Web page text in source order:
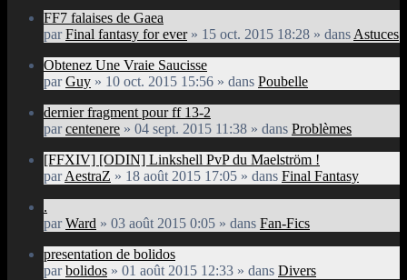
FF7 falaises de Gaea
parFinal fantasy for ever» 15 oct. 2015 18:28 » dans Astuces
Obtenez Une Vraie Saucisse
parGuy » 10 oct. 2015 15:56 » dans Poubelle
dernier fragment pour ff 13-2
parcentenere » 04 sept. 2015 11:38 » dans Problèmes
[FFXIV] [ODIN] Linkshell PvP du Maelström !
parAestraZ » 18 août 2015 17:05 » dans Final Fantasy
.
parWard » 03 août 2015 0:05 » dans Fan-Fics
presentation de bolidos
parbolidos » 01 août 2015 12:33 » dans Divers